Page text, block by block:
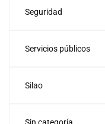
Seguridad
Servicios públicos
Silao